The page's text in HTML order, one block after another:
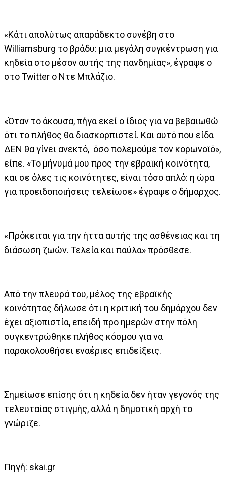
«Κάτι απολύτως απαράδεκτο συνέβη στο
Williamsburg το βράδυ: μια μεγάλη συγκέντρωση για
κηδεία στο μέσον αυτής της πανδημίας», έγραψε o
στο Twitter ο Ντε Μπλάζιο.
«Όταν το άκουσα, πήγα εκεί ο ίδιος για να βεβαιωθώ
ότι το πλήθος θα διασκορπιστεί. Και αυτό που είδα
ΔΕΝ θα γίνει ανεκτό, όσο πολεμούμε τον κορωνοϊό»,
είπε. «Το μήνυμά μου προς την εβραϊκή κοινότητα,
και σε όλες τις κοινότητες, είναι τόσο απλό: η ώρα
για προειδοποιήσεις τελείωσε» έγραψε ο δήμαρχος.
«Πρόκειται για την ήττα αυτής της ασθένειας και τη
διάσωση ζωών. Τελεία και παύλα» πρόσθεσε.
Από την πλευρά του, μέλος της εβραϊκής
κοινότητας δήλωσε ότι η κριτική του δημάρχου δεν
έχει αξιοπιστία, επειδή προ ημερών στην πόλη
συγκεντρώθηκε πλήθος κόσμου για να
παρακολουθήσει εναέριες επιδείξεις.
Σημείωσε επίσης ότι η κηδεία δεν ήταν γεγονός της
τελευταίας στιγμής, αλλά η δημοτική αρχή το
γνώριζε.
Πηγή: skai.gr